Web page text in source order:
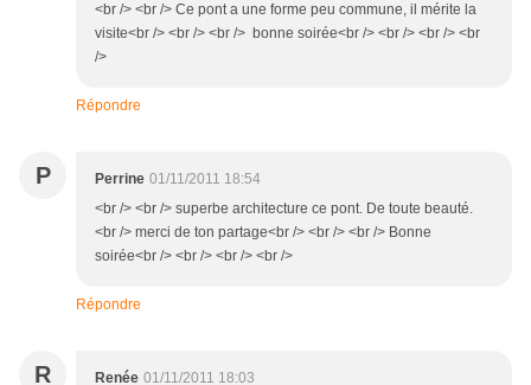
<br /> <br /> Ce pont a une forme peu commune, il mérite la
visite<br /> <br /> <br /> bonne soirée<br /> <br /> <br /> <br
/>
Répondre
P Perrine 01/11/2011 18:54
<br /> <br /> superbe architecture ce pont. De toute beauté.
<br /> merci de ton partage<br /> <br /> <br /> Bonne
soirée<br /> <br /> <br /> <br />
Répondre
R Renée 01/11/2011 18:03